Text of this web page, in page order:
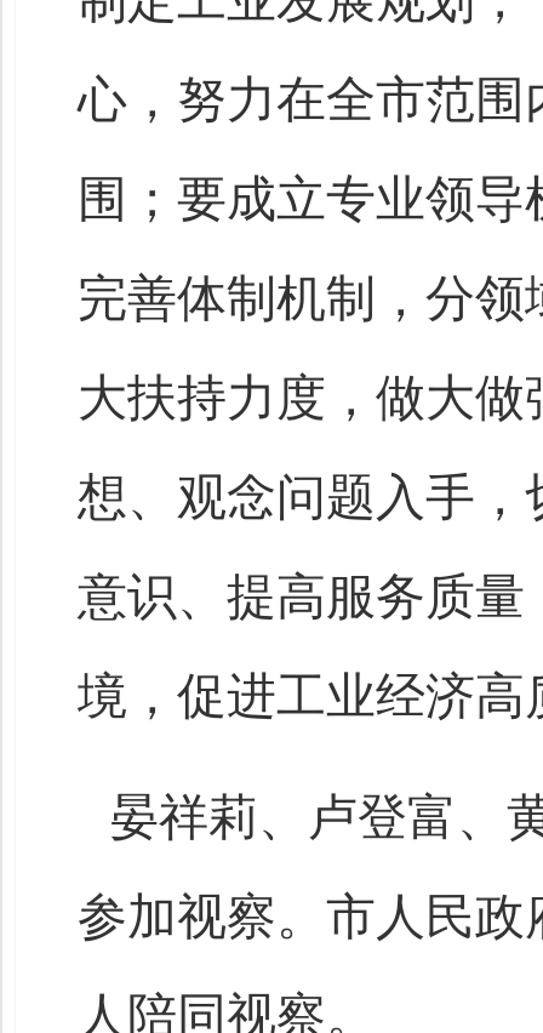
心，努力在全市范
围；要成立专业领
完善体制机制，分
大扶持力度，做大
想、观念问题入手
意识、提高服务质
境，促进工业经济高
晏祥莉、卢登富、
参加视察。市人民
人陪同视察。